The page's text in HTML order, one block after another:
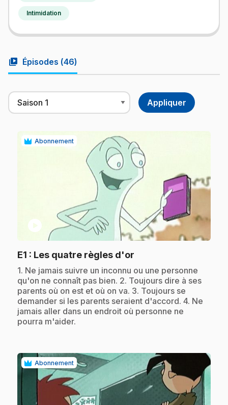
Intimidation
video_library Épisodes (46)
Abonnement
play_circle
E1 : Les quatre règles d'or
.1. Ne jamais suivre un inconnu ou une personne
qu'on ne connaît pas bien. 2. Toujours dire à ses
parents où on est et où on va. 3. Toujours se
demander si les parents seraient d'accord. 4. Ne
jamais aller dans un endroit où personne ne
pourra m'aider.
Abonnement